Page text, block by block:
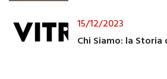
15/12/2023
Chi Siamo: la